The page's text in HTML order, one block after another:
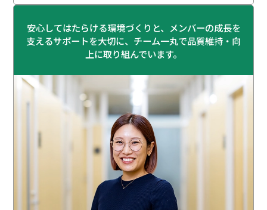
安心してはたらける環境づくりと、メンバーの成長を
支えるサポートを大切に、チーム一丸で品質維持・向
上に取り組んでいます。